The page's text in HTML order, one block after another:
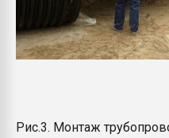
Рис.3. Монтаж